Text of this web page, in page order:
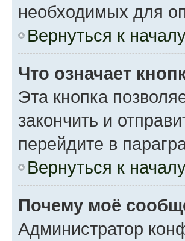
необходимых для
Вернуться к
Что означает
Эта кнопка
закончить и
перейдите в
Вернуться к
Почему моё
Администратор